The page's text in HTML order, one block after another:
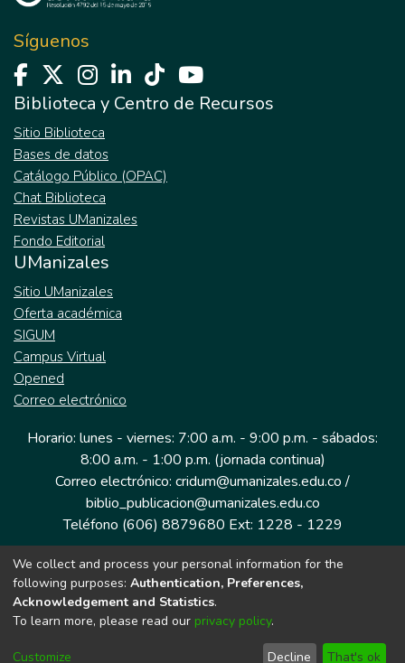
Síguenos
Biblioteca y Centro de Recursos
Sitio Biblioteca
Bases de datos
Catálogo Público (OPAC)
Chat Biblioteca
Revistas UManizales
Fondo Editorial
UManizales
Sitio UManizales
Oferta académica
SIGUM
Campus Virtual
Opened
Correo electrónico
Horario: lunes - viernes: 7:00 a.m. - 9:00 p.m. - sábados:
8:00 a.m. - 1:00 p.m. (jornada continua)
Correo electrónico: cridum@umanizales.edu.co /
biblio_publicacion@umanizales.edu.co
Teléfono (606) 8879680 Ext: 1228 - 1229
Dirección: Cra 9 a # 19-03 Edificio histórico, piso 1
Manizales, Caldas
Colombia.
We collect and process your personal information for the
following purposes: Authentication, Preferences,
Acknowledgement and Statistics.
To learn more, please read our privacy policy.
Customize Decline That's ok